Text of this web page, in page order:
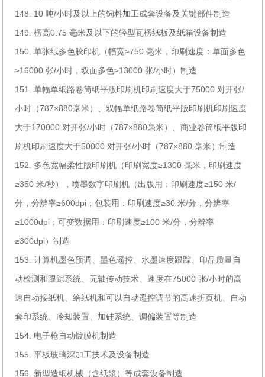
148. 10 吨/小时及以上的饲料加工成套设备及关键部件制造
149. 楞高0.75 毫米及以下的轻型瓦楞纸板及纸箱设备制造
150. 单张纸多色胶印机（幅宽≥750 毫米，印刷速度：单面多色
≥16000 张/小时，双面多色≥13000 张/小时）制造
151. 单幅单纸路卷筒纸平版印刷机印刷速度大于75000 对开张/
小时（787×880毫米）、双幅单纸路卷筒纸平版印刷机印刷速度
大于170000 对开张/小时（787×880毫米）、商业卷筒纸平版印
刷机印刷速度大于50000 对开张/小时（787×880 毫米）制造
152. 多色宽幅柔性版印刷机（印刷宽度≥1300 毫米，印刷速度
≥350 米/秒），喷墨数字印刷机（出版用：印刷速度≥150 米/
分，分辨率≥600dpi；包装用：印刷速度≥30 米/分，分辨率
≥1000dpi；可变数据用：印刷速度≥100 米/分，分辨率
≥300dpi）制造
153. 计算机墨色预调、墨色遥控、水墨速度跟踪、印品质量自
动检测和跟踪系统、无轴传动技术、速度在75000 张/小时的高
速自动接纸机、给纸机和可以自动遥控调节的高速折页机、自动
套印系统、冷却装置、加硅系统、调偏装置等制造
154. 电子枪自动镀膜机制造
155. 平板玻璃深加工技术及设备制造
156. 新型造纸机械（含纸浆）等成套设备制造